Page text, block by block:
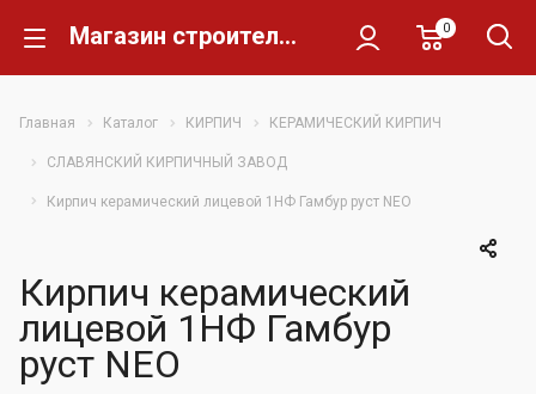
Магазин строительных материалов Склад Кирпича 0
Главная Каталог КИРПИЧ КЕРАМИЧЕСКИЙ КИРПИЧ
СЛАВЯНСКИЙ КИРПИЧНЫЙ ЗАВОД
Кирпич керамический лицевой 1НФ Гамбур руст NEO
Кирпич керамический
лицевой 1НФ Гамбур
руст NEO